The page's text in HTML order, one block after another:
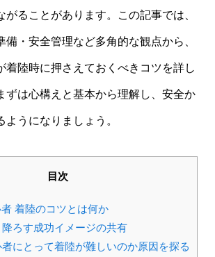
がることがあります。この記事では、
備・安全管理など多角的な観点から、
着陸時に押さえておくべきコツを詳し
ずは心構えと基本から理解し、安全か
うになりましょう。
目次
者 着陸のコツとは何か
ろす成功イメージの共有
にとって着陸が難しいのか原因を探る